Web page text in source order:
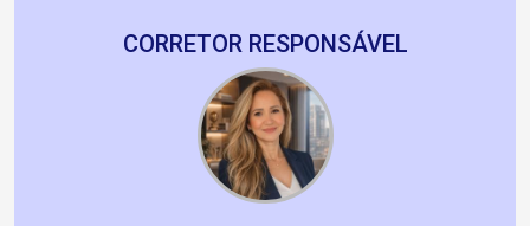
CORRETOR RESPONSÁVEL